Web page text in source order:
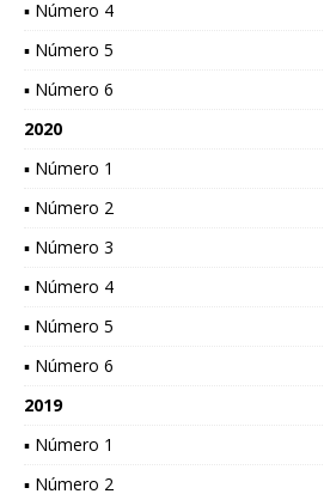
▪ Número 4
▪ Número 5
▪ Número 6
2020
▪ Número 1
▪ Número 2
▪ Número 3
▪ Número 4
▪ Número 5
▪ Número 6
2019
▪ Número 1
▪ Número 2